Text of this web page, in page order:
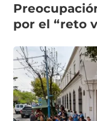
por el “reto